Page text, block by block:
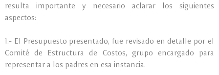
resulta importante y necesario aclarar los siguientes
aspectos:
1.- El Presupuesto presentado, fue revisado en detalle por el
Comité de Estructura de Costos, grupo encargado para
representar a los padres en esa instancia.